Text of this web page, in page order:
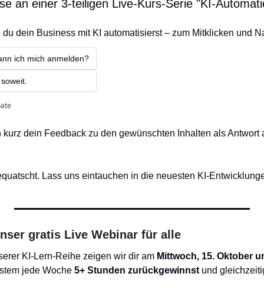
an einer 3-teiligen Live-Kurs-Serie "KI-
dein Business mit KI automatisierst – zum Mitklicken und
ich mich anmelden?
dein Feedback zu den gewünschten Inhalten als Antwort
Lass uns eintauchen in die neuesten KI-
gratis Live Webinar für alle
KI-Lern-Reihe zeigen wir dir am Mittwoch, 15. Oktober
jede Woche 5+ Stunden zurückgewinnst und